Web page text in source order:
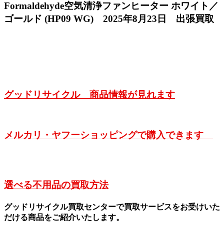
Formaldehyde空気清浄ファンヒーター ホワイト／
ゴールド (HP09 WG) 2025年8月23日 出張買取
グッドリサイクル 商品情報が見れます
メルカリ・ヤフーショッピングで購入できます
選べる不用品の買取方法
グッドリサイクル買取センターで買取サービスをお受けいた
だける商品をご紹介いたします。